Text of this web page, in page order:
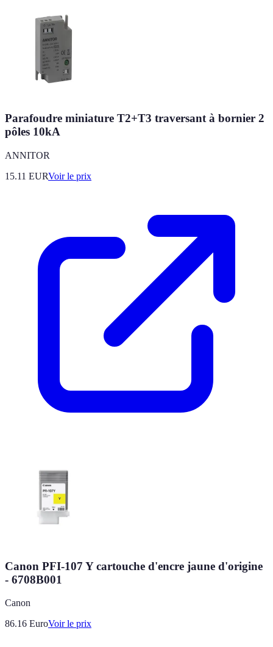
Parafoudre miniature T2+T3 traversant à bornier 2
pôles 10kA
ANNITOR
15.11 EURVoir le prix
Canon PFI-107 Y cartouche d'encre jaune d'origine
- 6708B001
Canon
86.16 EuroVoir le prix